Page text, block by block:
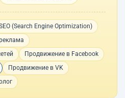
(Search Engine Optimization)
Продвижение в Facebook
Продвижение в VK